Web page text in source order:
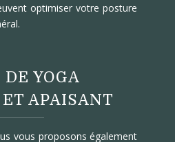
optimiser votre posture
YOGA
APAISANT
vous proposons également